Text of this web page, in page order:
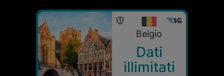
Belgio
Dati
illimitati